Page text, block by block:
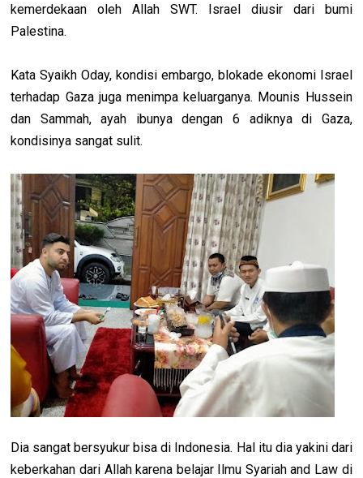
kemerdekaan oleh Allah SWT. Israel diusir dari bumi
Palestina.
Kata Syaikh Oday, kondisi embargo, blokade ekonomi Israel
terhadap Gaza juga menimpa keluarganya. Mounis Hussein
dan Sammah, ayah ibunya dengan 6 adiknya di Gaza,
kondisinya sangat sulit.
Dia sangat bersyukur bisa di Indonesia. Hal itu dia yakini dari
keberkahan dari Allah karena belajar Ilmu Syariah and Law di